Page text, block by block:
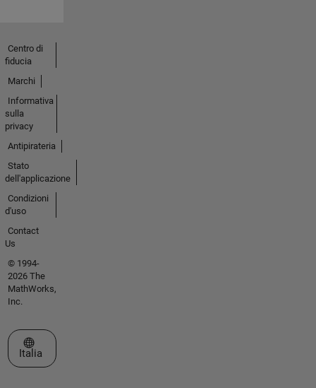
Centro di
fiducia
Marchi
Informativa
sulla
privacy
Antipirateria
Stato
dell'applicazione
Condizioni
d'uso
Contact
Us
© 1994-
2026 The
MathWorks,
Inc.
Seleziona un sito web
Italia